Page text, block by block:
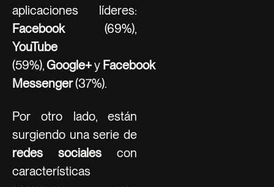
aplicaciones líderes:
Facebook(69%),
YouTube
(59%),Google+y Facebook
Messenger(37%).
Por otro lado, están
surgiendo una serie de
redes sociales con
características